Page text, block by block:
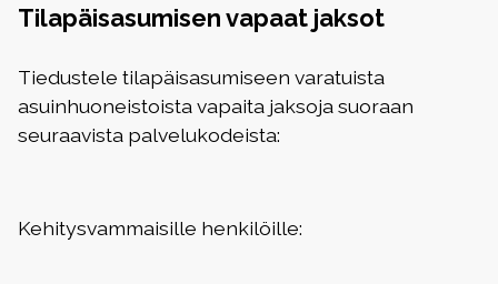
Tilapäisasumisen vapaat jaksot
Tiedustele tilapäisasumiseen varatuista
asuinhuoneistoista vapaita jaksoja suoraan
seuraavista palvelukodeista:
Kehitysvammaisille henkilöille: